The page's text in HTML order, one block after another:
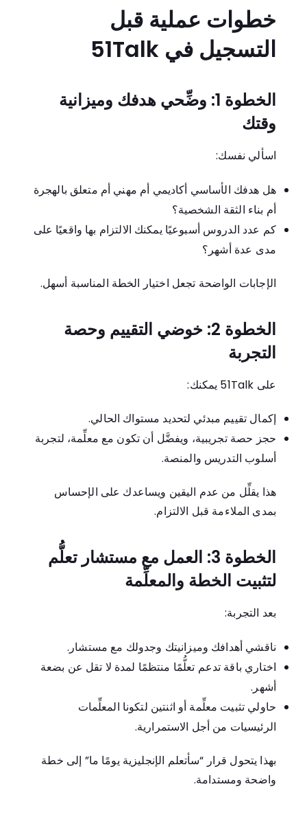
خطوات عملية قبل
التسجيل في 51Talk
الخطوة 1: وضِّحي هدفك وميزانية
وقتك
اسألي نفسك:
هل هدفك الأساسي أكاديمي أم مهني أم متعلق بالهجرة
أم بناء الثقة الشخصية؟
كم عدد الدروس أسبوعيًا يمكنك الالتزام بها واقعيًا على
مدى عدة أشهر؟
الإجابات الواضحة تجعل اختيار الخطة المناسبة أسهل.
الخطوة 2: خوضي التقييم وحصة
التجربة
على 51Talk يمكنك:
إكمال تقييم مبدئي لتحديد مستواك الحالي.
حجز حصة تجريبية، ويفضَّل أن تكون مع معلِّمة، لتجربة
أسلوب التدريس والمنصة.
هذا يقلِّل من عدم اليقين ويساعدك على الإحساس
بمدى الملاءمة قبل الالتزام.
الخطوة 3: العمل مع مستشار تعلُّم
لتثبيت الخطة والمعلِّمة
بعد التجربة:
ناقشي أهدافك وميزانيتك وجدولك مع مستشار.
اختاري باقة تدعم تعلُّمًا منتظمًا لمدة لا تقل عن بضعة
أشهر.
حاولي تثبيت معلِّمة أو اثنتين لتكونا المعلِّمات
الرئيسيات من أجل الاستمرارية.
بهذا يتحول قرار “سأتعلم الإنجليزية يومًا ما” إلى خطة
واضحة ومستدامة.